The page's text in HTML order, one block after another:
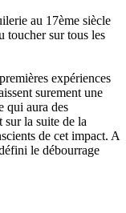
au 17ème siècle
toucher sur tous les
expériences
surement une
qui aura des
sur la suite de la
de cet impact. A
le débourrage